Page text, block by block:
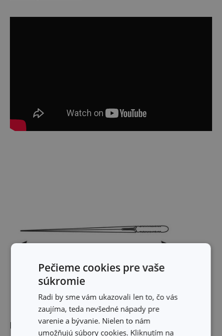
Rozmery
Pečieme cookies pre vaše
súkromie
Radi by sme vám ukazovali len to, čo vás
zaujíma, teda nevšedné nápady pre
varenie a bývanie. Nielen to nám
umožňujú súbory cookies. Kliknutím na